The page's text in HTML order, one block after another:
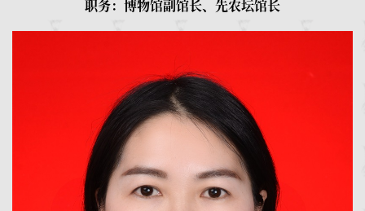
职务：博物馆副馆长、先农坛馆长